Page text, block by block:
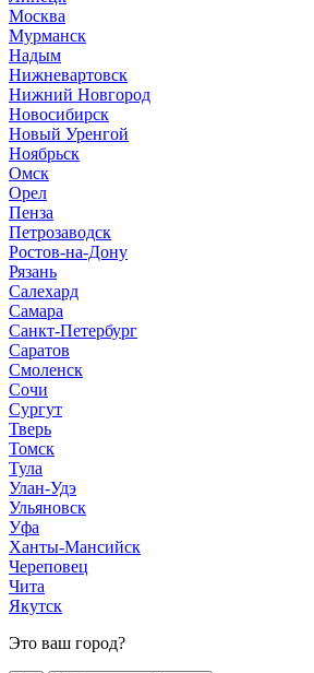
Москва
Мурманск
Надым
Нижневартовск
Нижний Новгород
Новосибирск
Новый Уренгой
Ноябрьск
Омск
Орел
Пенза
Петрозаводск
Ростов-на-Дону
Рязань
Салехард
Самара
Санкт-Петербург
Саратов
Смоленск
Сочи
Сургут
Тверь
Томск
Тула
Улан-Удэ
Ульяновск
Уфа
Ханты-Мансийск
Череповец
Чита
Якутск
Это ваш город?